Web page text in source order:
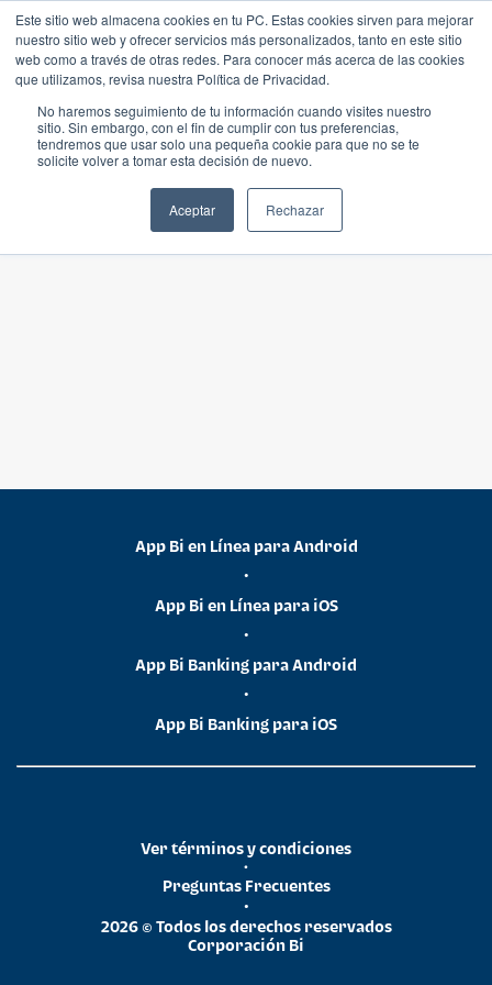
Este sitio web almacena cookies en tu PC. Estas cookies sirven para mejorar
nuestro sitio web y ofrecer servicios más personalizados, tanto en este sitio
web como a través de otras redes. Para conocer más acerca de las cookies
que utilizamos, revisa nuestra Política de Privacidad.
No haremos seguimiento de tu información cuando visites nuestro
sitio. Sin embargo, con el fin de cumplir con tus preferencias,
tendremos que usar solo una pequeña cookie para que no se te
solicite volver a tomar esta decisión de nuevo.
Aceptar Rechazar
App Bi en Línea para Android
•
App Bi en Línea para iOS
•
App Bi Banking para Android
•
App Bi Banking para iOS
2026 © Todos los derechos reservados
Corporación Bi
•
Preguntas Frecuentes
•
Ver términos y condiciones